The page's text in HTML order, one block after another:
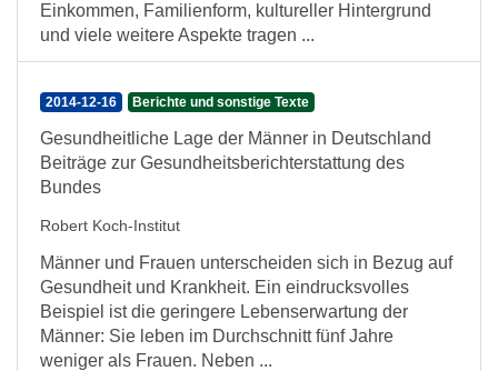
Einkommen, Familienform, kultureller Hintergrund
und viele weitere Aspekte tragen ...
2014-12-16 Berichte und sonstige Texte
Gesundheitliche Lage der Männer in Deutschland
Beiträge zur Gesundheitsberichterstattung des
Bundes
Robert Koch-Institut
Männer und Frauen unterscheiden sich in Bezug auf
Gesundheit und Krankheit. Ein eindrucksvolles
Beispiel ist die geringere Lebenserwartung der
Männer: Sie leben im Durchschnitt fünf Jahre
weniger als Frauen. Neben ...